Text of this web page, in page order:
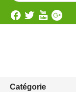
Catégorie